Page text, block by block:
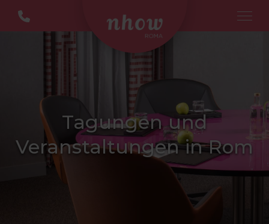
Tagungen und
Veranstaltungen in Rom